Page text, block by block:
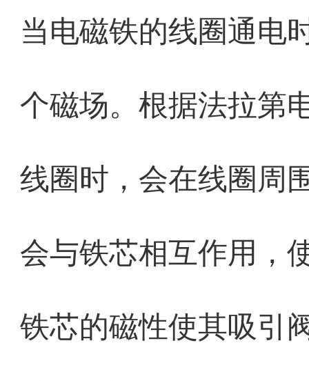
当电磁铁的线圈通电
个磁场。根据法拉第
线圈时，会在线圈周
会与铁芯相互作用，
铁芯的磁性使其吸引